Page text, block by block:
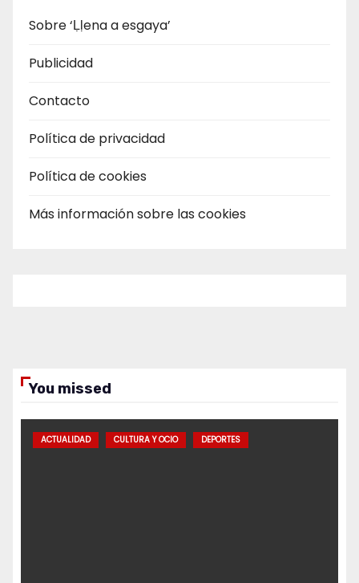
Sobre ‘Ḷḷena a esgaya’
Publicidad
Contacto
Política de privacidad
Política de cookies
Más información sobre las cookies
You missed
ACTUALIDAD CULTURA Y OCIO DEPORTES